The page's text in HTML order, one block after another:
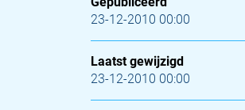
23-12-2010 00:00
Laatst gewijzigd
23-12-2010 00:00